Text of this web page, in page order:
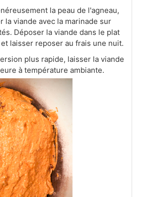
la peau de l'agneau,
la viande avec la marinade sur
Déposer la viande dans le plat
laisser reposer au frais une nuit.
plus rapide, laisser la viande
à température ambiante.